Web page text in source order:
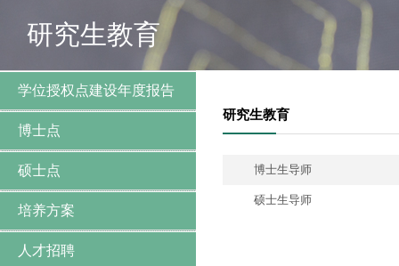
研究生教育
学位授权点建设年度报告
博士点
硕士点
培养方案
人才招聘
研究生教育
博士生导师
硕士生导师